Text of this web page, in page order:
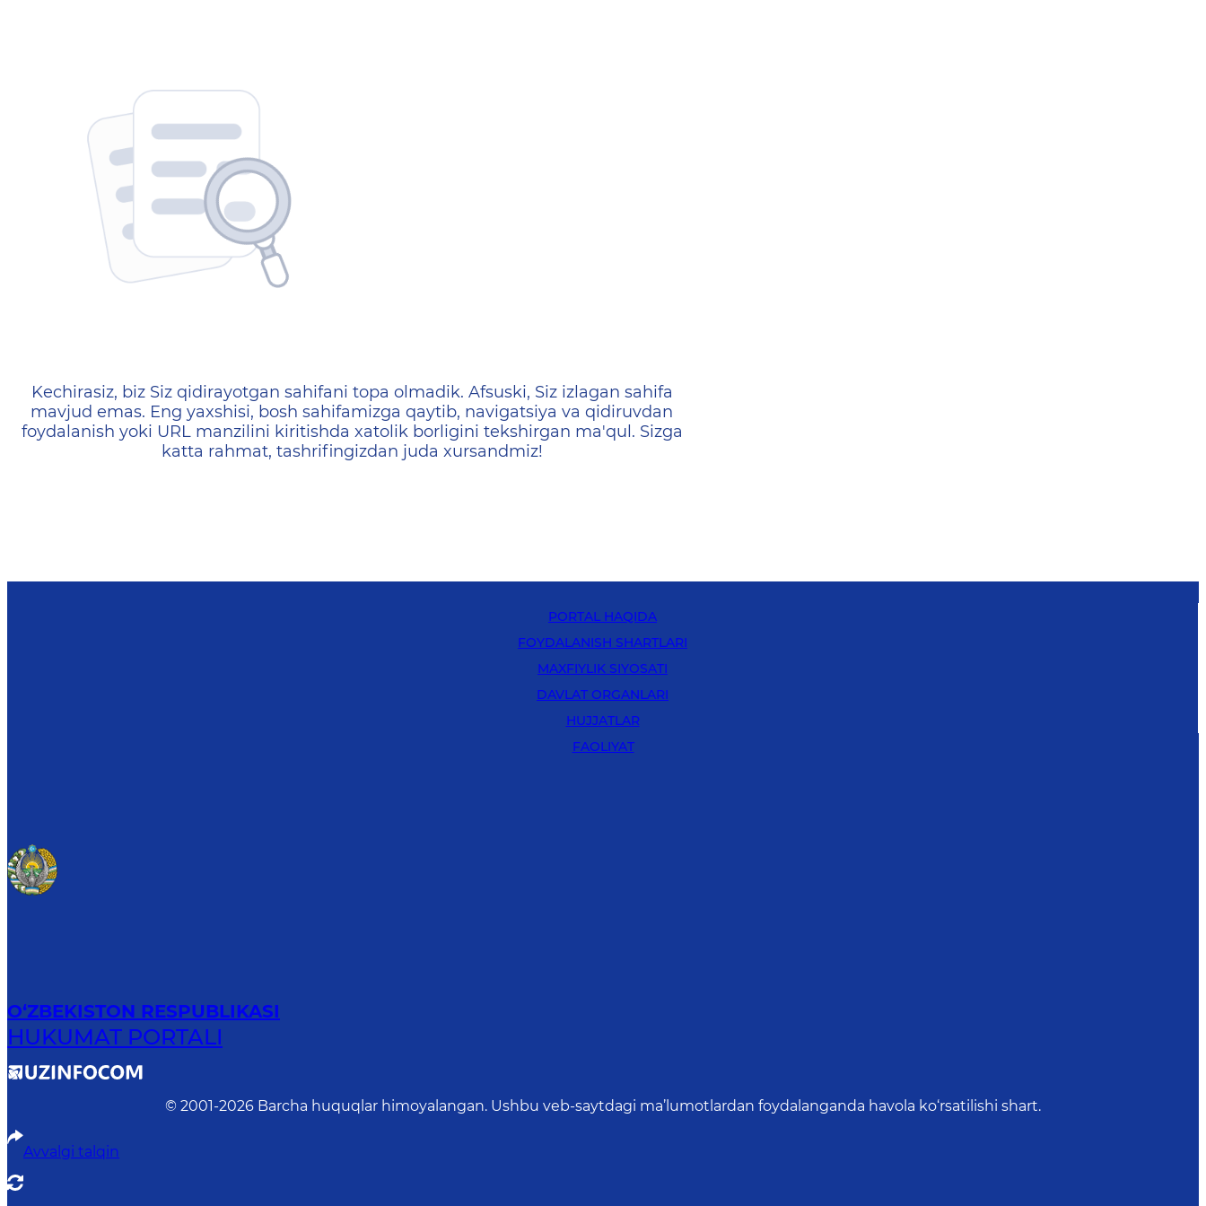
404 — Страница не найдена
Kechirasiz, biz Siz qidirayotgan sahifani topa olmadik. Afsuski, Siz izlagan sahifa
mavjud emas. Eng yaxshisi, bosh sahifamizga qaytib, navigatsiya va qidiruvdan
foydalanish yoki URL manzilini kiritishda xatolik borligini tekshirgan ma'qul. Sizga
katta rahmat, tashrifingizdan juda xursandmiz!
PORTAL HAQIDA
FOYDALANISH SHARTLARI
MAXFIYLIK SIYOSATI
DAVLAT ORGANLARI
HUJJATLAR
FAOLIYAT
O‘ZBEKISTON RESPUBLIKASI
HUKUMAT PORTALI
© 2001-2026 Barcha huquqlar himoyalangan. Ushbu veb-saytdagi ma’lumotlardan foydalanganda havola ko‘rsatilishi shart.
Avvalgi talqin